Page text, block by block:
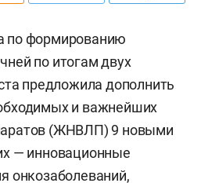
по формированию
по итогам двух
предложила дополнить
и важнейших
(ЖНВЛП) 9 новыми
— инновационные
онкозаболеваний,